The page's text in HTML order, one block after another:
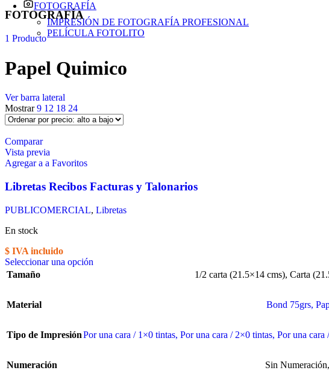
FOTOGRAFÍA
IMPRESIÓN DE FOTOGRAFÍA PROFESIONAL
PELÍCULA FOTOLITO
FOTOGRAFÍA
1 Producto
Papel Quimico
Ver barra lateral
Mostrar9 12 18 24
Comparar
Vista previa
Agregar a a Favoritos
Libretas Recibos Facturas y Talonarios
PUBLICOMERCIAL, Libretas
En stock
$ IVA incluido
Seleccionar una opción
Tamaño
1/2 carta (21.5×14 cms), Carta
Material Bond 75grs,
Tipo de ImpresiónPor una cara / 1×0 tintas, Por una cara / 2×0 tintas, Por una cara
Numeración Sin Numeración,